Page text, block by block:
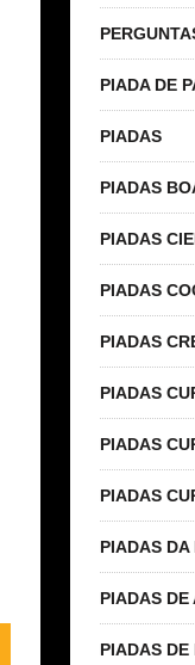
PIADA DE
PIADAS
PIADAS
PIADAS
PIADAS
PIADAS
PIADAS
PIADAS
PIADAS
PIADAS DA
PIADAS DE
PIADAS DE